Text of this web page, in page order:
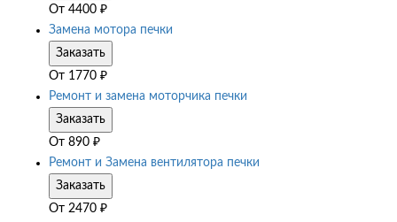
От 4400 ₽
Замена мотора печки
Заказать
От 1770 ₽
Ремонт и замена моторчика печки
Заказать
От 890 ₽
Ремонт и Замена вентилятора печки
Заказать
От 2470 ₽